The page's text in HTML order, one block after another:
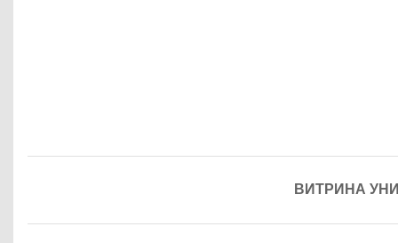
ВИТРИНА